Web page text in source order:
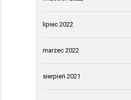
lipiec 2022
marzec 2022
sierpień 2021